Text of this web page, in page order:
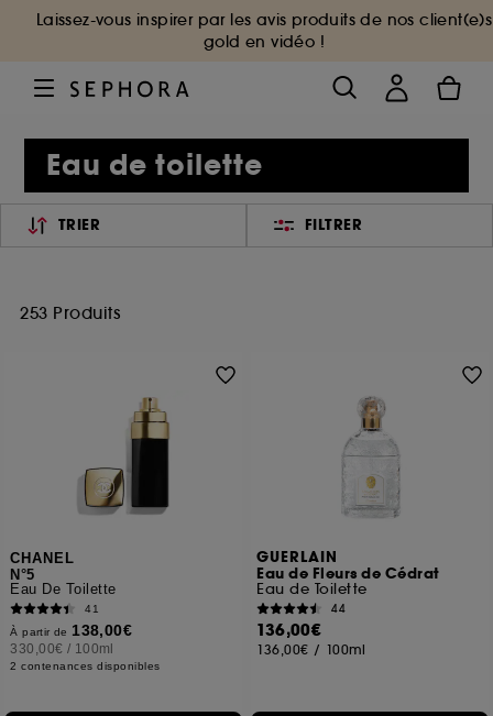
Laissez-vous inspirer par les avis produits de nos client(e)s
gold en vidéo !
Eau de toilette
TRIER FILTRER
253 Produits
CHANEL
N°5
Eau De Toilette
41
À partir de 138,00€
330,00€ / 100ml
2 contenances disponibles
GUERLAIN
Eau de Fleurs de Cédrat
Eau de Toilette
44
136,00€
136,00€ / 100ml